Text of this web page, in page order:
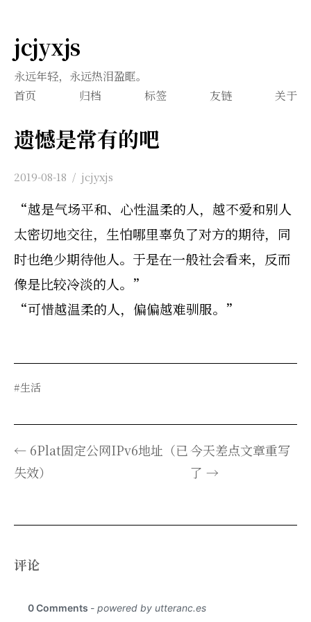
jcjyxjs
永远年轻，永远热泪盈眶。
首页
归档 标签 友链 关于
遗憾是常有的吧
2019-08-18 / jcjyxjs
“越是气场平和、心性温柔的人，越不爱和别人
太密切地交往，生怕哪里辜负了对方的期待，同
时也绝少期待他人。于是在一般社会看来，反而
像是比较冷淡的人。”
“可惜越温柔的人，偏偏越难驯服。”
#生活
← 6Plat固定公网IPv6地址（已
失效）
今天差点文章重写
了 →
评论